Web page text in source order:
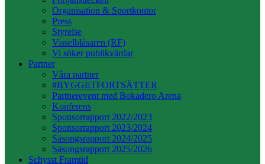
Organisation & Sportkontor
Press
Styrelse
Visselblåsaren (RF)
Vi söker publikvärdar
Partner
Våra partner
#BYGGETFORTSÄTTER
Partnerevent med Bokadero Arena
Konferens
Sponsorrapport 2022/2023
Sponsorrapport 2023/2024
Säsongsrapport 2024/2025
Säsongsrapport 2025/2026
Schysst Framtid